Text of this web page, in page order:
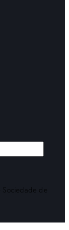
Sociedade de